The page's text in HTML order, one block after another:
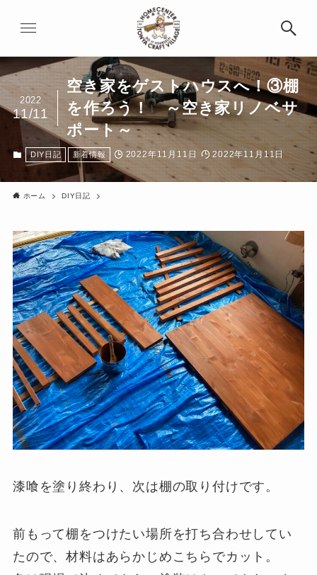
空き家をゲストハウスへ！③棚
を作ろう！ ～空き家リノベサ
ポート～
2022
11/11
DIY日記 新着情報 2022年11月11日 2022年11月11日
ホーム DIY日記
漆喰を塗り終わり、次は棚の取り付けです。
前もって棚をつけたい場所を打ち合わせしてい
たので、材料はあらかじめこちらでカット。